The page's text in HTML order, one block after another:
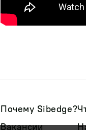
Почему Sibedge?
Вакансии